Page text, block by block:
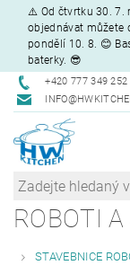
⚠️ Od čtvrtku 30. 7.
objednávat můžete
pondělí 10. 8. 😊
baterky. 😎
+420 777 349 252
ROBOTI
STAVEBNICE